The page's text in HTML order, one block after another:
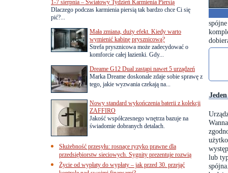
lub
1-7 sierpnia – Światowy Tydzień Karmienia Piersią
Dlaczego podczas karmienia piersią tak bardzo chce Ci się
pić?...
Mała zmiana, duży efekt. Kiedy warto
wymienić kabinę prysznicową?
Strefa prysznicowa może zadecydować o
komforcie całej łazienki. Gdy...
Dreame G12 Dual zastąpi nawet 5 urządzeń
Marka Dreame doskonale zdaje sobie sprawę z
tego, jakie wyzwania czekają na...
Nowy standard wykończenia baterii z kolekcji
ZAFFIRO
Jakość współczesnego wnętrza bazuje na
świadomie dobranych detalach.
Służebność przesyłu: rosnące ryzyko prawne dla
przedsiębiorstw sieciowych. Sygnity prezentuje rozwią
Życie od wypłaty do wypłaty – jak przed 30. przejąć